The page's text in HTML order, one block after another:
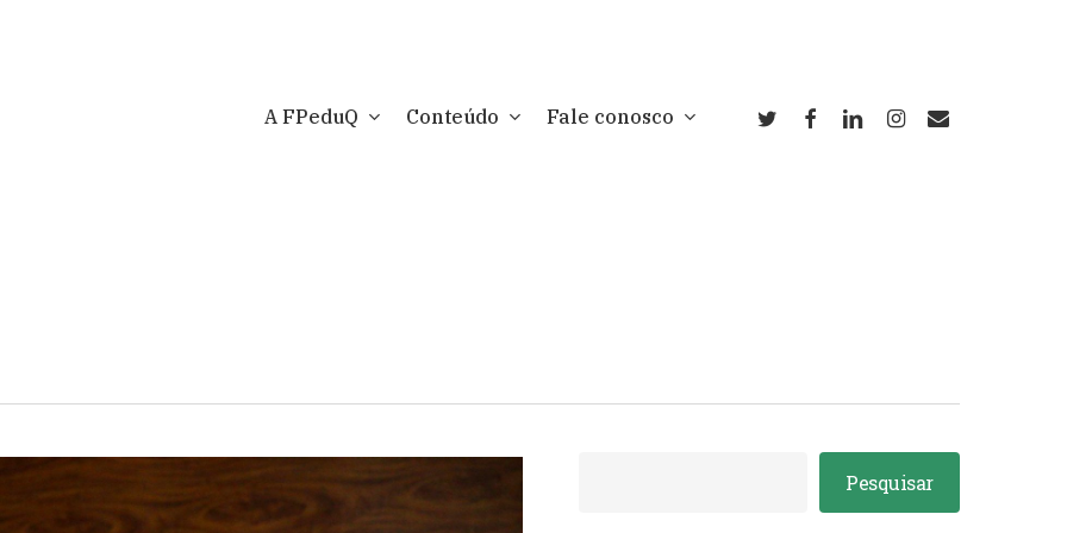
A FPeduQ Conteúdo Fale conosco twitterfacebooklinkedininstagram
email
Pesquisar